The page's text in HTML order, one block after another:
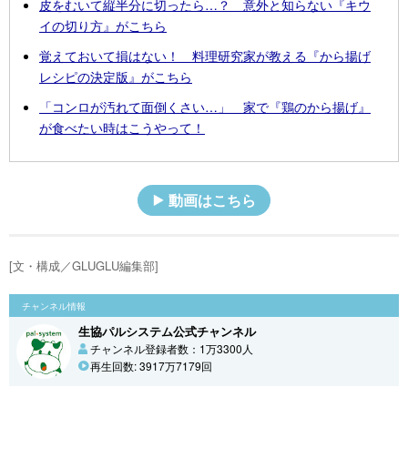
皮をむいて縦半分に切ったら…？ 意外と知らない『キウ
イの切り方』がこちら
覚えておいて損はない！ 料理研究家が教える『から揚げ
レシピの決定版』がこちら
「コンロが汚れて面倒くさい…」 家で『鶏のから揚げ』
が食べたい時はこうやって！
動画はこちら
[文・構成／GLUGLU編集部]
チャンネル情報
生協パルシステム公式チャンネル
チャンネル登録者数：1万3300人
再生回数: 3917万7179回